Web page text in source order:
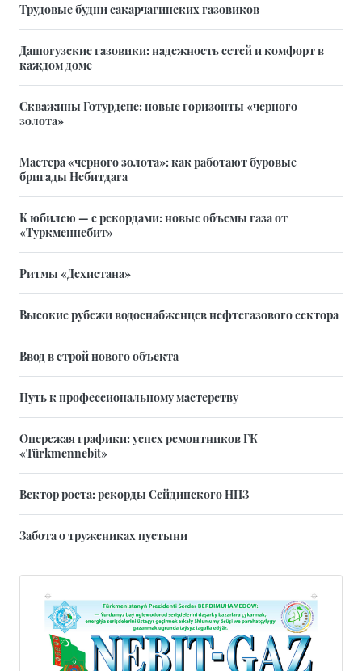
Трудовые будни сакарчагинских газовиков
Дашогузские газовики: надежность сетей и комфорт в
каждом доме
Скважины Готурдепе: новые горизонты «черного
золота»
Мастера «черного золота»: как работают буровые
бригады Небитдага
К юбилею — с рекордами: новые объемы газа от
«Туркменнебит»
Ритмы «Дехистана»
Высокие рубежи водоснабженцев нефтегазового сектора
Ввод в строй нового объекта
Путь к профессиональному мастерству
Опережая графики: успех ремонтников ГК
«Türkmennebit»
Вектор роста: рекорды Сейдинского НПЗ
Забота о тружениках пустыни